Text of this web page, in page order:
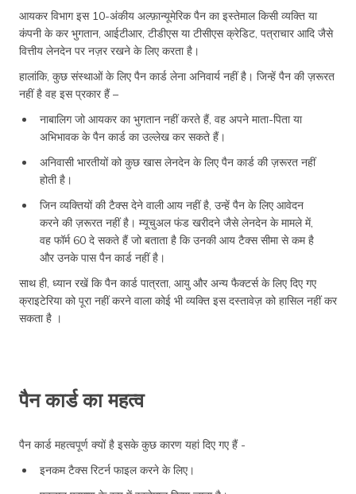
आयकर विभाग इस 10-अंकीय अल्फ़ान्यूमेरिक पैन का इस्तेमाल किसी व्यक्ति या
कंपनी के कर भुगतान, आईटीआर, टीडीएस या टीसीएस क्रेडिट, पत्राचार आदि जैसे
वित्तीय लेनदेन पर नज़र रखने के लिए करता है।
हालांकि, कुछ संस्थाओं के लिए पैन कार्ड लेना अनिवार्य नहीं है। जिन्हें पैन की ज़रूरत
नहीं है वह इस प्रकार हैं –
नाबालिग जो आयकर का भुगतान नहीं करते हैं, वह अपने माता-पिता या
अभिभावक के पैन कार्ड का उल्लेख कर सकते हैं।
अनिवासी भारतीयों को कुछ खास लेनदेन के लिए पैन कार्ड की ज़रूरत नहीं
होती है।
जिन व्यक्तियों की टैक्स देने वाली आय नहीं है, उन्हें पैन के लिए आवेदन
करने की ज़रूरत नहीं है। म्यूचुअल फंड खरीदने जैसे लेनदेन के मामले में,
वह फॉर्म 60 दे सकते हैं जो बताता है कि उनकी आय टैक्स सीमा से कम है
और उनके पास पैन कार्ड नहीं है।
साथ ही, ध्यान रखें कि पैन कार्ड पात्रता, आयु और अन्य फैक्टर्स के लिए दिए गए
क्राइटेरिया को पूरा नहीं करने वाला कोई भी व्यक्ति इस दस्तावेज़ को हासिल नहीं कर
सकता है ।
पैन कार्ड का महत्व
पैन कार्ड महत्वपूर्ण क्यों है इसके कुछ कारण यहां दिए गए हैं -
इनकम टैक्स रिटर्न फाइल करने के लिए।